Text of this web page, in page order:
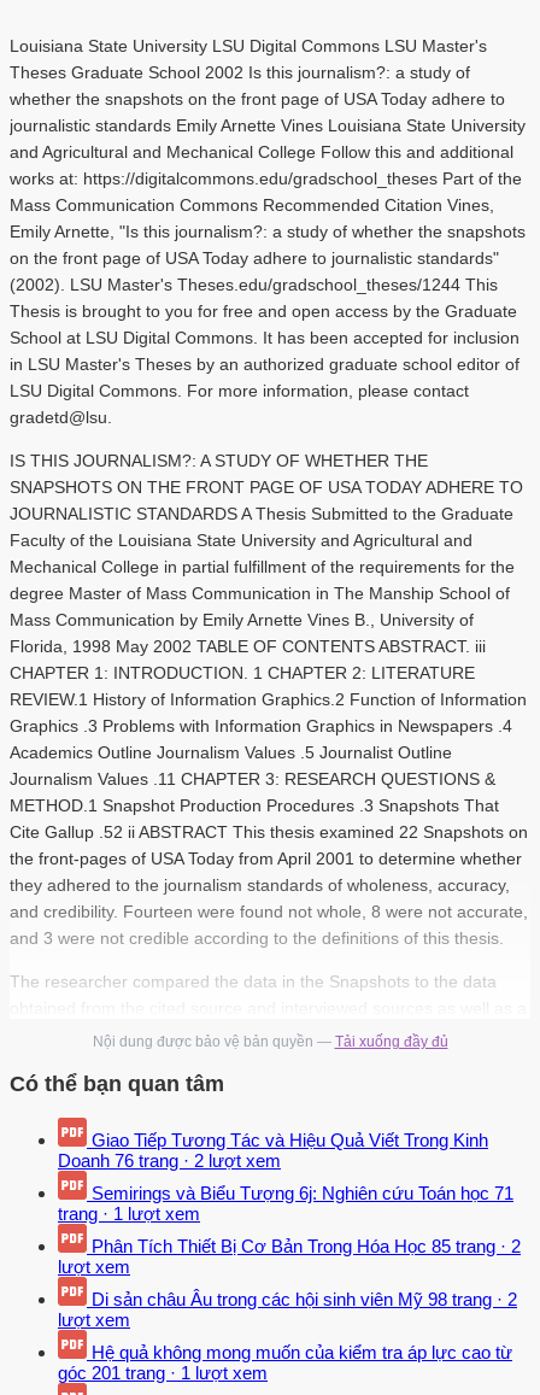
Louisiana State University LSU Digital Commons LSU Master's
Theses Graduate School 2002 Is this journalism?: a study of
whether the snapshots on the front page of USA Today adhere to
journalistic standards Emily Arnette Vines Louisiana State University
and Agricultural and Mechanical College Follow this and additional
works at: https://digitalcommons.edu/gradschool_theses Part of the
Mass Communication Commons Recommended Citation Vines,
Emily Arnette, "Is this journalism?: a study of whether the snapshots
on the front page of USA Today adhere to journalistic standards"
(2002). LSU Master's Theses.edu/gradschool_theses/1244 This
Thesis is brought to you for free and open access by the Graduate
School at LSU Digital Commons. It has been accepted for inclusion
in LSU Master's Theses by an authorized graduate school editor of
LSU Digital Commons. For more information, please contact
gradetd@lsu.
IS THIS JOURNALISM?: A STUDY OF WHETHER THE
SNAPSHOTS ON THE FRONT PAGE OF USA TODAY ADHERE TO
JOURNALISTIC STANDARDS A Thesis Submitted to the Graduate
Faculty of the Louisiana State University and Agricultural and
Mechanical College in partial fulfillment of the requirements for the
degree Master of Mass Communication in The Manship School of
Mass Communication by Emily Arnette Vines B., University of
Florida, 1998 May 2002 TABLE OF CONTENTS ABSTRACT. iii
CHAPTER 1: INTRODUCTION. 1 CHAPTER 2: LITERATURE
REVIEW.1 History of Information Graphics.2 Function of Information
Graphics .3 Problems with Information Graphics in Newspapers .4
Academics Outline Journalism Values .5 Journalist Outline
Journalism Values .11 CHAPTER 3: RESEARCH QUESTIONS &
METHOD.1 Snapshot Production Procedures .3 Snapshots That
Cite Gallup .52 ii ABSTRACT This thesis examined 22 Snapshots on
the front-pages of USA Today from April 2001 to determine whether
they adhered to the journalism standards of wholeness, accuracy,
and credibility. Fourteen were found not whole, 8 were not accurate,
and 3 were not credible according to the definitions of this thesis.
The researcher compared the data in the Snapshots to the data
news assistant and graphics editor at USA Today. The researcher
Snapshots and examined the routines of Snapshot production,
which she then compared to those of traditional journalists. iii
CHAPTER 1 INTRODUCTION A graphic revolution occurred in the
nineteenth and twentieth centuries according to Daniel Boorstin.1
The telegraph, photograph, and television all gave rise to this
revolution.2 Today, graphics are omnipresent. Driving down the
interstate on the way to work, billboards call for your attention while
a light in the shape of a gas pump reminds you to stop for fuel.
At the office, graphics make your computer’s desktop more
interesting and files easier to find. This inundation of graphics often
begins when the morning paper arrives and continues throughout
Nội dung được bảo vệ bản quyền — Tải xuống đầy đủ
Có thể bạn quan tâm
Giao Tiếp Tương Tác và Hiệu Quả Viết Trong Kinh
Doanh 76 trang · 2 lượt xem
Semirings và Biểu Tượng 6j: Nghiên cứu Toán học 71
trang · 1 lượt xem
Phân Tích Thiết Bị Cơ Bản Trong Hóa Học 85 trang · 2
lượt xem
Di sản châu Âu trong các hội sinh viên Mỹ 98 trang · 2
lượt xem
Hệ quả không mong muốn của kiểm tra áp lực cao từ
góc 201 trang · 1 lượt xem